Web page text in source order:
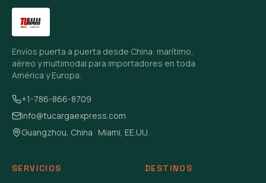
Envíos puerta a puerta desde China: marítimo,
aéreo y multimodal para importadores en toda
América y Europa.
+1-786-866-8709
info@tucargaexpress.com
Guangzhou, China · Miami, EE.UU.
SERVICIOS DESTINOS